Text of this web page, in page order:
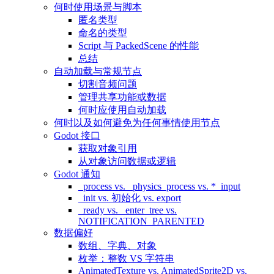
何时使用场景与脚本
匿名类型
命名的类型
Script 与 PackedScene 的性能
总结
自动加载与常规节点
切割音频问题
管理共享功能或数据
何时应使用自动加载
何时以及如何避免为任何事情使用节点
Godot 接口
获取对象引用
从对象访问数据或逻辑
Godot 通知
_process vs. _physics_process vs. *_input
_init vs. 初始化 vs. export
_ready vs. _enter_tree vs.
NOTIFICATION_PARENTED
数据偏好
数组、字典、对象
枚举：整数 VS 字符串
AnimatedTexture vs. AnimatedSprite2D vs.